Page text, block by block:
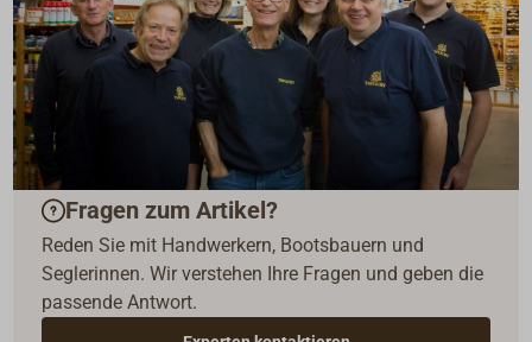
Fragen zum Artikel?
Reden Sie mit Handwerkern, Bootsbauern und
Seglerinnen. Wir verstehen Ihre Fragen und geben die
passende Antwort.